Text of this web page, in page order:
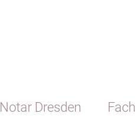
Notar Dresden